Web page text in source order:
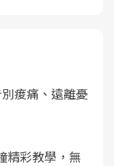
痠痛、遠離憂
精彩教學，無